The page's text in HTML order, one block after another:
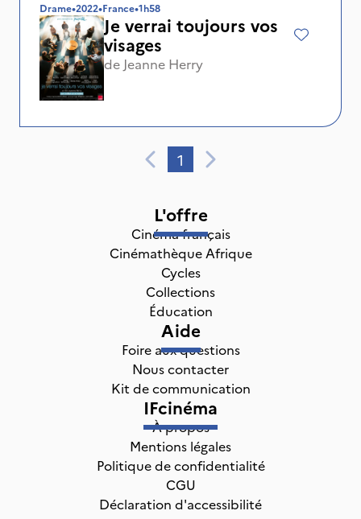
Drame•2022•France•1h58
Je verrai toujours vos
visages
de Jeanne Herry
1
L'offre
Cinéma français
Cinémathèque Afrique
Cycles
Collections
Éducation
Aide
Foire aux questions
Nous contacter
Kit de communication
IFcinéma
À propos
Mentions légales
Politique de confidentialité
CGU
Déclaration d'accessibilité